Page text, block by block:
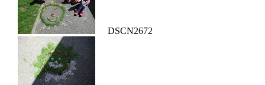
DSCN2672